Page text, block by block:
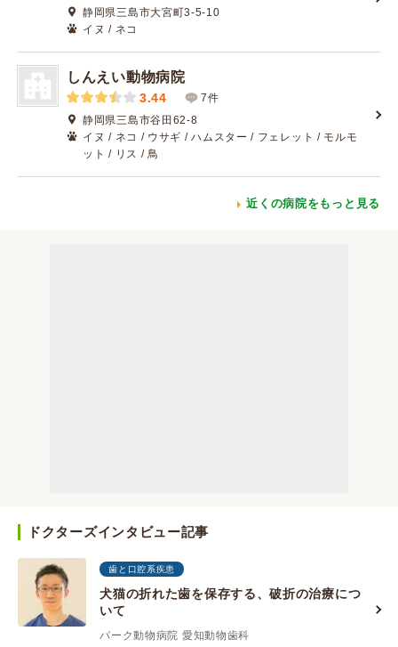
静岡県三島市大宮町3-5-10
イヌ / ネコ
しんえい動物病院
3.44
7件
静岡県三島市谷田62-8
イヌ / ネコ / ウサギ / ハムスター / フェレット / モルモ
ット / リス / 鳥
近くの病院をもっと見る
ドクターズインタビュー記事
歯と口腔系疾患
犬猫の折れた歯を保存する、破折の治療につ
いて
パーク動物病院 愛知動物歯科